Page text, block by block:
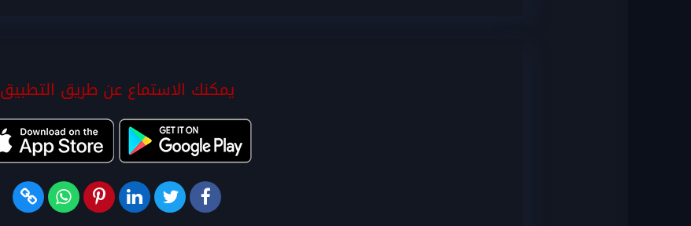
يمكنك الاستماع عن طريق التطبيق